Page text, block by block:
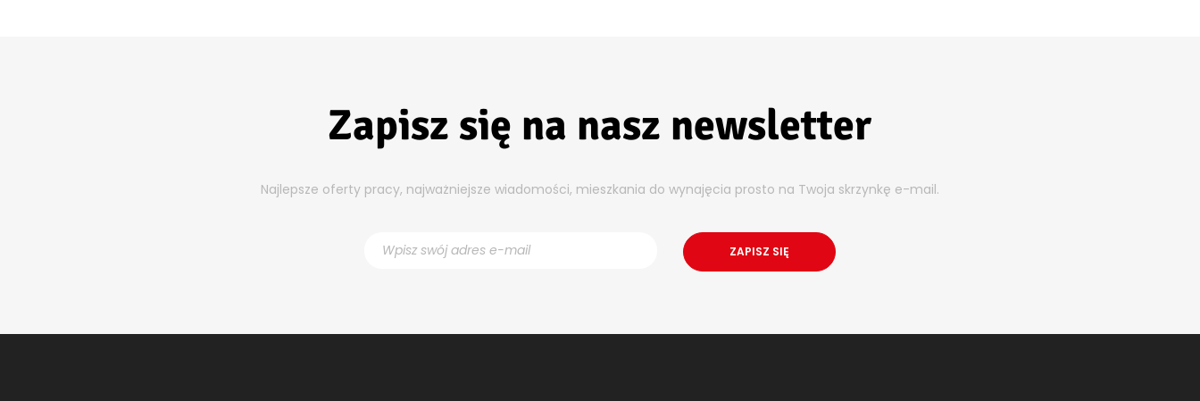
Zapisz się na nasz newsletter
Najlepsze oferty pracy, najważniejsze wiadomości, mieszkania do wynajęcia prosto na Twoja skrzynkę e-mail.